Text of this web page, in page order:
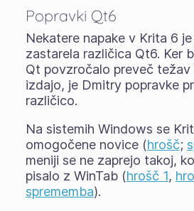
Popravki Qt6
Nekatere napake v Krita 6
zastarela različica Qt6. Ker
Qt povzročalo preveč težav
izdajo, je Dmitry popravke
različico.
Na sistemih Windows se
omogočene novice (hrošč;
meniji se ne zaprejo takoj,
pisalo z WinTab (hrošč 1,
sprememba).